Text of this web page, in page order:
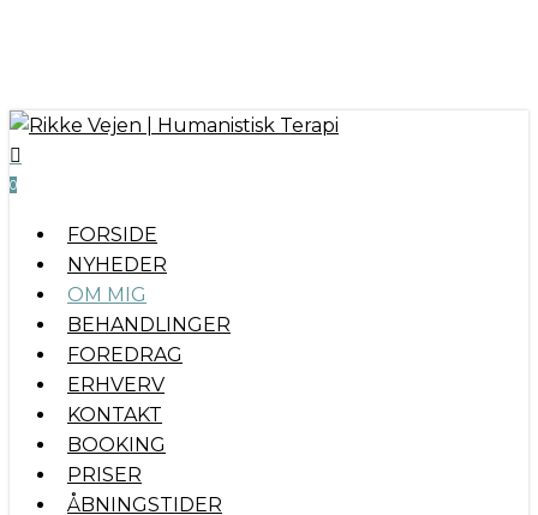
content
0
FORSIDE
NYHEDER
OM MIG
BEHANDLINGER
FOREDRAG
ERHVERV
KONTAKT
BOOKING
PRISER
ÅBNINGSTIDER